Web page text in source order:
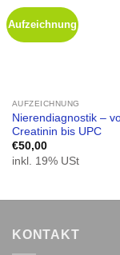
Aufzeichnung
AUFZEICHNUNG
Nierendiagnostik –
Creatinin bis UPC
€50,00
inkl. 19% USt
KONTAKT